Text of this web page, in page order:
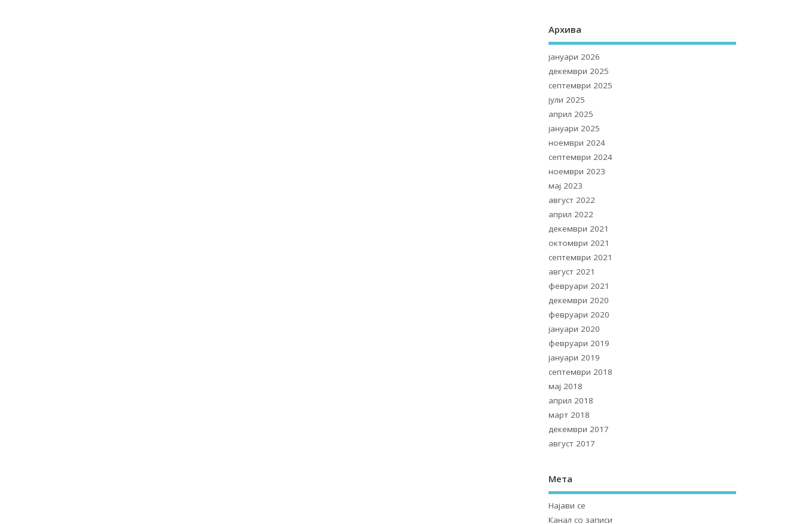
Архива
јануари 2026
декември 2025
септември 2025
јули 2025
април 2025
јануари 2025
ноември 2024
септември 2024
ноември 2023
мај 2023
август 2022
април 2022
декември 2021
октомври 2021
септември 2021
август 2021
февруари 2021
декември 2020
февруари 2020
јануари 2020
февруари 2019
јануари 2019
септември 2018
мај 2018
април 2018
март 2018
декември 2017
август 2017
Мета
Најави се
Канал со записи